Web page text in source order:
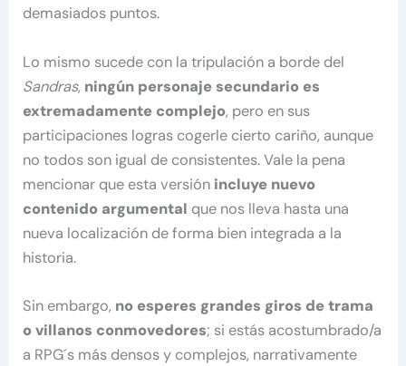
demasiados puntos.
Lo mismo sucede con la tripulación a borde del
Sandras, ningún personaje secundario es
extremadamente complejo, pero en sus
participaciones logras cogerle cierto cariño, aunque
no todos son igual de consistentes. Vale la pena
mencionar que esta versión incluye nuevo
contenido argumental que nos lleva hasta una
nueva localización de forma bien integrada a la
historia.
Sin embargo, no esperes grandes giros de trama
o villanos conmovedores; si estás acostumbrado/a
a RPG´s más densos y complejos, narrativamente